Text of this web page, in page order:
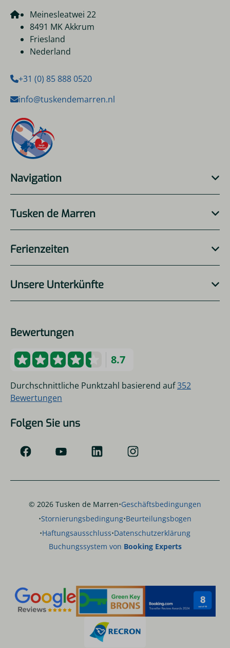
Meinesleatwei 22
8491 MK Akkrum
Friesland
Nederland
+31 (0) 85 888 0520
info@tuskendemarren.nl
Navigation
Tusken de Marren
Ferienzeiten
Unsere Unterkünfte
Bewertungen
8.7
Durchschnittliche Punktzahl basierend auf352
Bewertungen
Folgen Sie uns
© 2026 Tusken de Marren·Geschäftsbedingungen
·Stornierungsbedingung·Beurteilungsbogen
·Haftungsausschluss·Datenschutzerklärung
Buchungssystem von Booking Experts